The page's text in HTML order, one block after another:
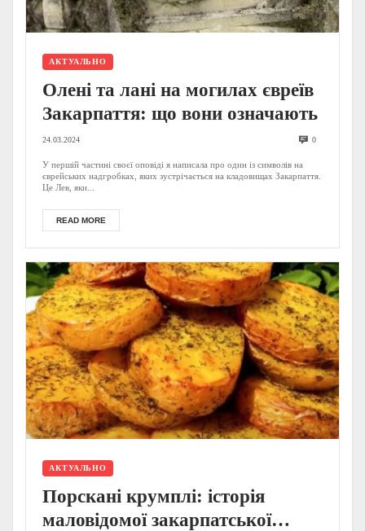
АКТУАЛЬНО
Олені та лані на могилах євреїв
Закарпаття: що вони означають
24.03.2024 0
У першій частині своєї оповіді я написала про один із символів на
єврейських надгробках, яких зустрічається на кладовищах Закарпаття.
Це Лев, яки...
READ MORE
АКТУАЛЬНО
Порскані крумплі: історія
маловідомої закарпатської